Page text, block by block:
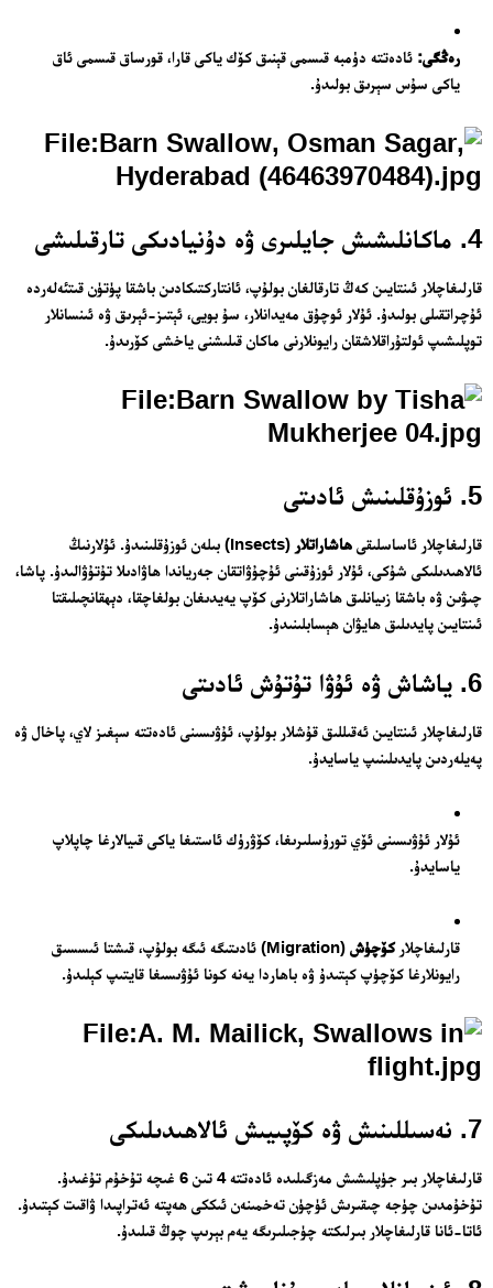
رەڭگى: ئادەتتە دۈمبە قىسمى قېنىق كۆك ياكى قارا، قورساق قىسمى ئاق
ياكى سۇس سېرىق بولىدۇ.
4. ماكانلىشىش جايلىرى ۋە دۇنيادىكى تارقىلىشى
قارلىغاچلار ئىنتايىن كەڭ تارقالغان بولۇپ، ئانتاركتىكادىن باشقا پۈتۈن قىتئەلەردە
ئۇچراتقىلى بولىدۇ. ئۇلار ئوچۇق مەيدانلار، سۇ بويى، ئېتىز-ئېرىق ۋە ئىنسانلار
توپلىشىپ ئولتۇراقلاشقان رايونلارنى ماكان قىلىشنى ياخشى كۆرىدۇ.
5. ئوزۇقلىنىش ئادىتى
قارلىغاچلار ئاساسلىقى ھاشاراتلار
(Insects) بىلەن ئوزۇقلىنىدۇ. ئۇلارنىڭ
ئالاھىدىلىكى شۇكى، ئۇلار ئوزۇقىنى ئۇچۇۋاتقان جەرياندا ھاۋادىلا تۇتۇۋالىدۇ. پاشا،
چىۋىن ۋە باشقا زىيانلىق ھاشاراتلارنى كۆپ يەيدىغان بولغاچقا، دېھقانچىلىقتا
ئىنتايىن پايدىلىق ھايۋان ھېسابلىنىدۇ.
6. ياشاش ۋە ئۇۋا تۇتۇش ئادىتى
قارلىغاچلار ئىنتايىن ئەقىللىق قۇشلار بولۇپ، ئۇۋىسىنى ئادەتتە سېغىز لاي، پاخال ۋە
پەيلەردىن پايدىلىنىپ ياسايدۇ.
ئۇلار ئۇۋىسىنى ئۆي تورۇسلىرىغا، كۆۋرۈك ئاستىغا ياكى قىيالارغا چاپلاپ
ياسايدۇ.
قارلىغاچلاركۆچۈش
(Migration) ئادىتىگە ئىگە بولۇپ، قىشتا ئىسسىق
رايونلارغا كۆچۈپ كېتىدۇ ۋە باھاردا يەنە كونا ئۇۋىسىغا قايتىپ كېلىدۇ.
7. نەسىللىنىش ۋە كۆپىيىش ئالاھىدىلىكى
قارلىغاچلار بىر جۈپلىشىش مەزگىلىدە ئادەتتە 4 تىن 6 غىچە تۇخۇم تۇغىدۇ.
تۇخۇمدىن چۈجە چىقىرىش ئۈچۈن تەخمىنەن ئىككى ھەپتە ئەتراپىدا ۋاقىت كېتىدۇ.
ئاتا-ئانا قارلىغاچلار بىرلىكتە چۈجىلىرىگە يەم بېرىپ چوڭ قىلىدۇ.